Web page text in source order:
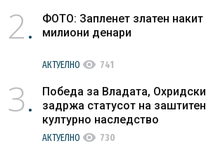
2
ФОТО: Запленет златен накит
милиони денари
АКТУЕЛНО visibility 741
3
Победа за Владата,
задржа статусот на
културно наследство
АКТУЕЛНО visibility 730